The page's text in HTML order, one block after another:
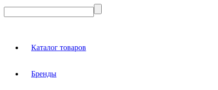
Каталог товаров
Бренды